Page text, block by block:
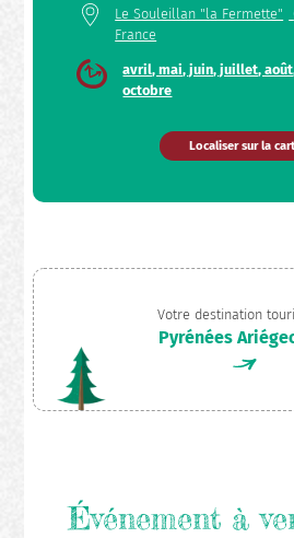
Le Souleillan "la Fermette"
France
avril, mai, juin, juillet,
octobre
Localiser sur la
Votre destination
Pyrénées
Événement à